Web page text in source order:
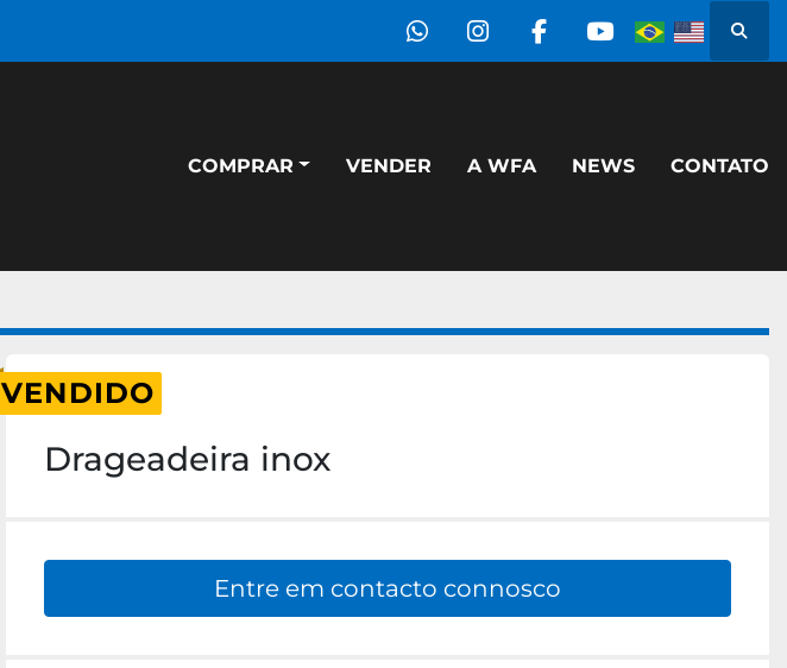
whatsappinstagram
facebook
youtube
COMPRAR NEWS
VENDER A WFA CONTATO
VENDIDO
Drageadeira inox
Entre em contacto connosco